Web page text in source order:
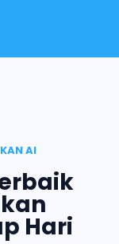
AI
Hari